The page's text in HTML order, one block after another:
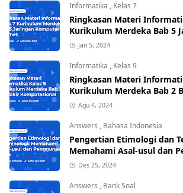
Informatika , Kelas 7
Ringkasan Materi
Kurikulum Merdeka Bab 5
Komputer dan Internet
Jan 5, 2024
Informatika , Kelas 9
Ringkasan Materi
Kurikulum Merdeka Bab 2
Komputasional
Agu 4, 2024
Answers , Bahasa Indonesia
Pengertian Etimologi dan
Memahami Asal-usul dan
Des 25, 2024
Answers , Bank Soal